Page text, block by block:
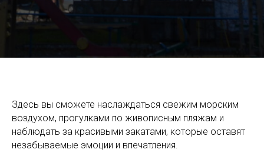
Здесь вы сможете наслаждаться свежим морским
воздухом, прогулками по живописным пляжам и
наблюдать за красивыми закатами, которые оставят
незабываемые эмоции и впечатления.